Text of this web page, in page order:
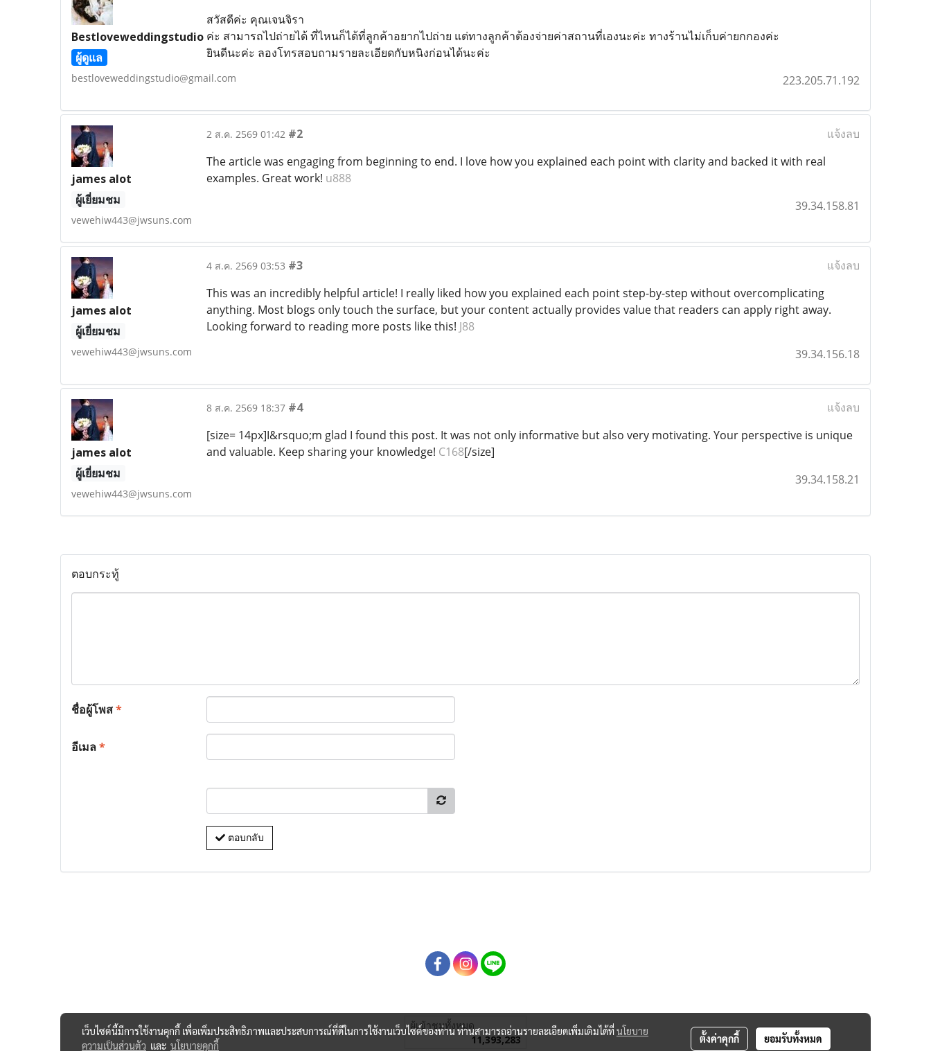
Bestloveweddingstudio
ผู้ดูแล
bestloveweddingstudio@gmail.com
สวัสดีค่ะ คุณเจนจิรา
ค่ะ สามารถไปถ่ายได้ ที่ไหนก็ได้ที่ลูกค้าอยากไปถ่าย แต่ทางลูกค้าต้องจ่ายค่าสถานที่เองนะค่ะ ทางร้านไม่เก็บค่ายกกองค่ะ
ยินดีนะค่ะ ลองโทรสอบถามรายละเอียดกับหนิงก่อนได้นะค่ะ
223.205.71.192
james alot
ผู้เยี่ยมชม
vewehiw443@jwsuns.com
2 ส.ค. 2569 01:42 #2
แจ้งลบ
The article was engaging from beginning to end. I love how you explained each point with clarity and backed it with real
examples. Great work! u888
39.34.158.81
james alot
ผู้เยี่ยมชม
vewehiw443@jwsuns.com
4 ส.ค. 2569 03:53 #3
แจ้งลบ
This was an incredibly helpful article! I really liked how you explained each point step-by-step without overcomplicating
anything. Most blogs only touch the surface, but your content actually provides value that readers can apply right away.
Looking forward to reading more posts like this! J88
39.34.156.18
james alot
ผู้เยี่ยมชม
vewehiw443@jwsuns.com
8 ส.ค. 2569 18:37 #4
แจ้งลบ
[size= 14px]I&rsquo;m glad I found this post. It was not only informative but also very motivating. Your perspective is unique
and valuable. Keep sharing your knowledge! C168[/size]
39.34.158.21
ตอบกระทู้
ชื่อผู้โพส*
อีเมล*
ตอบกลับ
ผู้เข้าชมทั้งหมด
11,393,283
เว็บไซต์นี้มีการใช้งานคุกกี้ เพื่อเพิ่มประสิทธิภาพและประสบการณ์ที่ดีในการใช้งานเว็บไซต์ของท่าน ท่านสามารถอ่านรายละเอียดเพิ่มเติมได้ที่นโยบาย
ความเป็นส่วนตัว และ นโยบายคุกกี้
ตั้งค่าคุกกี้ ยอมรับทั้งหมด